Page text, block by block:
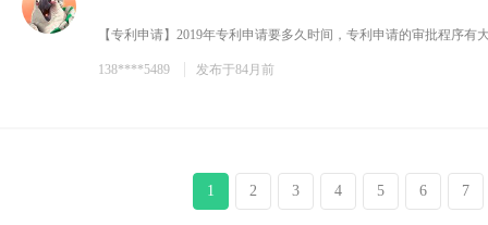
【专利申请】2019年专利申请要多久时间，专利申请的审批程序有
138****5489 发布于84月前
1 2 3 4 5 6 7